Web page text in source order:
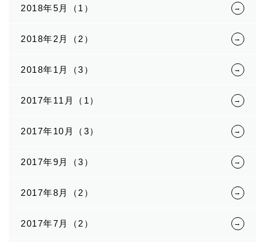
2018年5月（1）
2018年2月（2）
2018年1月（3）
2017年11月（1）
2017年10月（3）
2017年9月（3）
2017年8月（2）
2017年7月（2）